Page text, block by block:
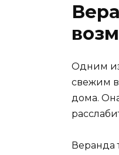
Одним из
свежим
дома.
Веранда